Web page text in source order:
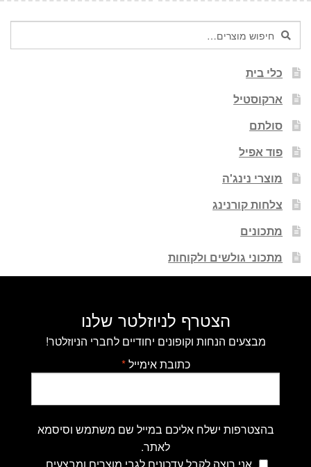
חיפוש
עבור:
חיפוש
כלי בית
ארקוסטיל
סולתם
פוד אפיל
מוצרי נינג'ה
צלחות קורנינג
מתכונים
מתכוני גולשים ולקוחות
הצטרף לניוזלטר שלנו
מבצעים הנחות וקופונים יחודיים לחברי הניוזלטר!
כתובת אימייל*
בהצטרפות ישלח אליכם במייל שם משתמש וסיסמא
לאתר.